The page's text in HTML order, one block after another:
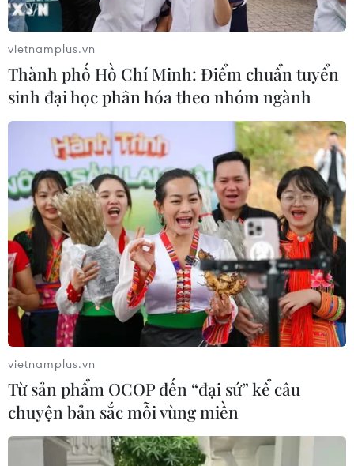
vietnamplus.vn
Thành phố Hồ Chí Minh: Điểm chuẩn tuyển
sinh đại học phân hóa theo nhóm ngành
vietnamplus.vn
Từ sản phẩm OCOP đến “đại sứ” kể câu
chuyện bản sắc mỗi vùng miền